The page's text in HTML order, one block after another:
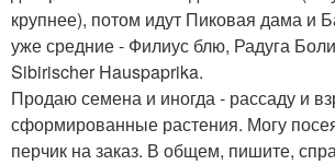
крупнее), потом идут Пиковая дама и
уже средние - Филиус блю, Радуга
Sibirischer Hauspaprika.
Продаю семена и иногда - рассаду и
сформированные растения. Могу
перчик на заказ. В общем, пишите,